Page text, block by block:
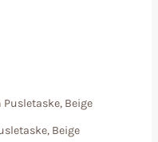
Beige